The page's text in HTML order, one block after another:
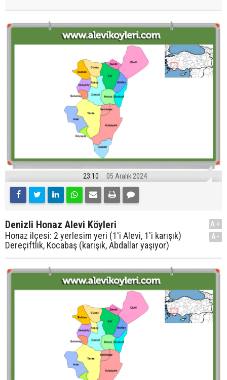
23:10 05 Aralık 2024
Denizli Honaz Alevi Köyleri
Honaz ilçesi: 2 yerlesim yeri (1'i Alevi, 1'i karışık)
Dereçiftlik, Kocabaş (karışık, Abdallar yaşıyor)
A+
A-